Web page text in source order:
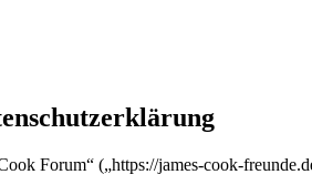
Forum“ („https://james-cook-